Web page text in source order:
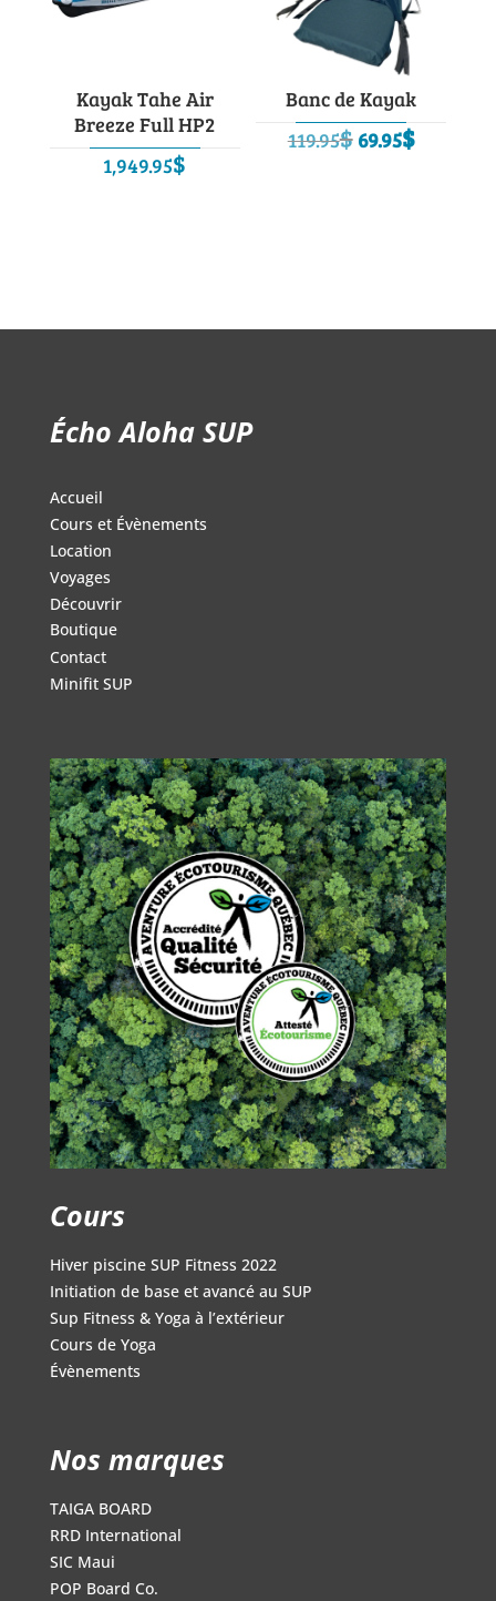
Kayak Tahe Air
Breeze Full HP2
1,949.95$
Banc de Kayak
119.95$Le
69.95$Le
Écho Aloha SUP
Accueil
Cours et Évènements
Location
Voyages
Découvrir
Boutique
Contact
Minifit SUP
Cours
Hiver piscine SUP Fitness 2022
Initiation de base et avancé au SUP
Sup Fitness & Yoga à l’extérieur
Cours de Yoga
Évènements
Nos marques
TAIGA BOARD
RRD International
SIC Maui
POP Board Co.